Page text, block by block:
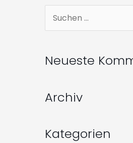
Suchen
nach:
Neueste
Archiv
Kategorien